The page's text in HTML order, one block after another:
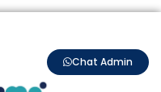
Chat Admin